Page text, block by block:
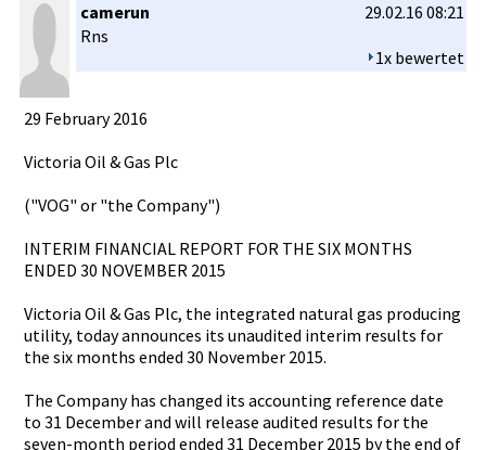
camerun 29.02.16 08:21
1x bewertet
Rns
29 February 2016
Victoria Oil & Gas Plc
("VOG" or "the Company")
INTERIM FINANCIAL REPORT FOR THE SIX MONTHS
ENDED 30 NOVEMBER 2015
Victoria Oil & Gas Plc, the integrated­ natural gas producing
utility, today announces its unaudited interim results for
the six months ended 30 November 2015.
The Company has changed its accounting­ reference date
to 31 December and will release audited results for the
seven-mont­h period ended 31 December 2015 by the end of